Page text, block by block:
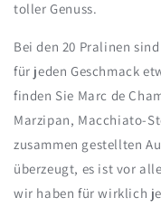
toller Genuss.
Bei den 20 Pralinen
für jeden Geschmack
finden Sie Marc de
Marzipan, Macchiato-
zusammen gestellten
überzeugt, es ist vor
wir haben für wirklich